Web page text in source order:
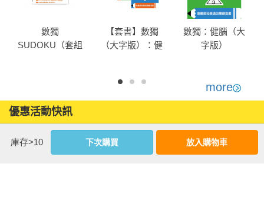
數獨
SUDOKU（套組
【套書】數獨
（大字版）：健
數獨：健腦（大
字版）
more
優惠活動快訊
庫存>10 下次購買 放入購物車